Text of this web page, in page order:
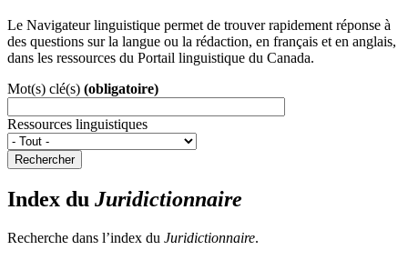
Le Navigateur linguistique permet de trouver rapidement réponse à
des questions sur la langue ou la rédaction, en français et en anglais,
dans les ressources du Portail linguistique du Canada.
Mot(s) clé(s) (obligatoire)
Ressources linguistiques
Rechercher
Index du Juridictionnaire
Recherche dans l’index du Juridictionnaire.